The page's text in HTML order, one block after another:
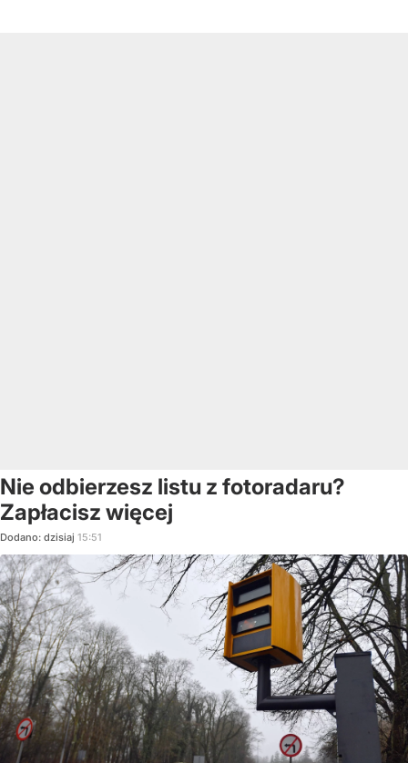
Nie odbierzesz listu z fotoradaru?
Zapłacisz więcej
Dodano: dzisiaj 15:51